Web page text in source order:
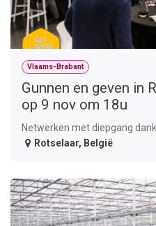
Vlaams-Brabant
Gunnen en geven in
op 9 nov om 18u
Netwerken met diepgang
Rotselaar, België